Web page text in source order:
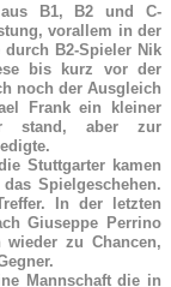
aus B1, B2 und C-
vorallem in der
B2-Spieler Nik
bis kurz vor der
noch der Ausgleich
Frank ein kleiner
stand, aber zur
Stuttgarter kamen
Spielgeschehen.
In der letzten
Giuseppe Perrino
zu Chancen,
Mannschaft die in